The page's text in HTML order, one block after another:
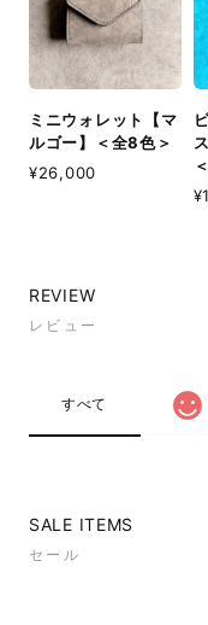
ミニウォレット【マ
ルゴー】＜全8色＞
¥26,000
REVIEW
レビュー
すべて
SALE ITEMS
セール